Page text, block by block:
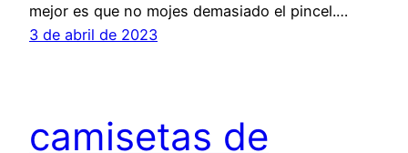
mejor es que no mojes demasiado el pincel.…
3 de abril de 2023
camisetas de